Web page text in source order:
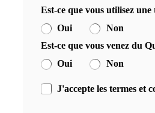
Est-ce que vous utilisez une
Oui
Non
Est-ce que vous venez du
Oui
Non
J'accepte les termes et